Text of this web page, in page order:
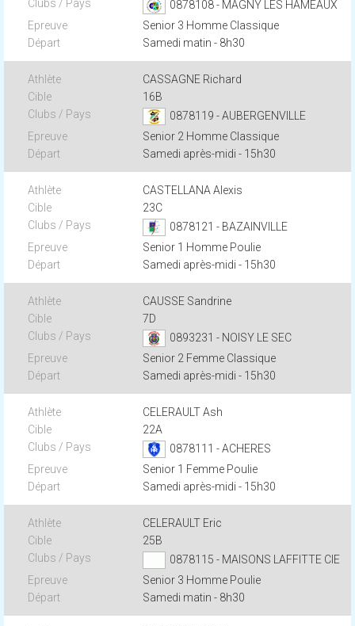
0878108 - MAGNY LES HAMEAUX
Senior 3 Homme Classique
Samedi matin - 8h30
CASSAGNE Richard
16B
0878119 - AUBERGENVILLE
Senior 2 Homme Classique
Samedi après-midi - 15h30
CASTELLANA Alexis
23C
0878121 - BAZAINVILLE
Senior 1 Homme Poulie
Samedi après-midi - 15h30
CAUSSE Sandrine
7D
0893231 - NOISY LE SEC
Senior 2 Femme Classique
Samedi après-midi - 15h30
CELERAULT Ash
22A
0878111 - ACHERES
Senior 1 Femme Poulie
Samedi après-midi - 15h30
CELERAULT Eric
25B
0878115 - MAISONS LAFFITTE CIE
Senior 3 Homme Poulie
Samedi matin - 8h30